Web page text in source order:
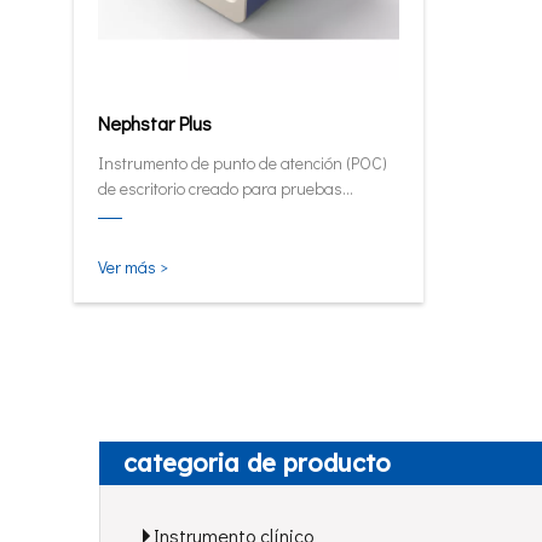
Nephstar Plus
Instrumento de punto de atención (POC)
de escritorio creado para pruebas
rápidas de HbA1C, PCR, mALB y SAA.
Ver más >
categoria de producto
Instrumento clínico